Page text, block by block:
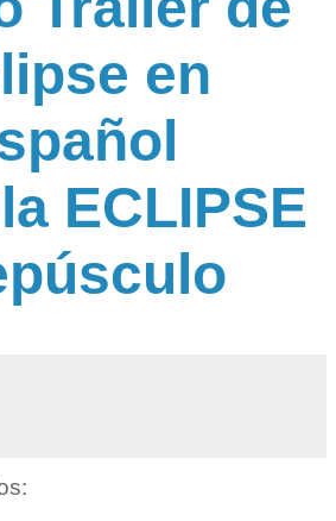
en
ECLIPSE